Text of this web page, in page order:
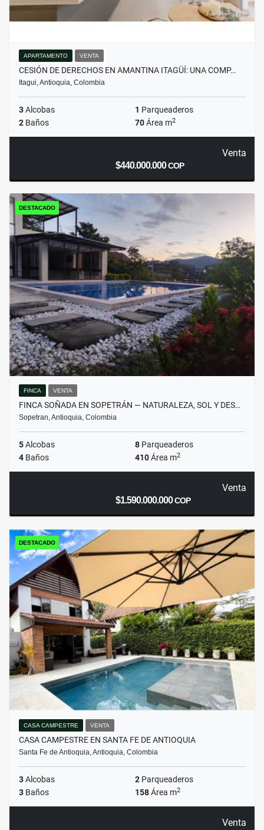
APARTAMENTO VENTA
CESIÓN DE DERECHOS EN AMANTINA ITAGÜÍ: UNA COMP…
Itagui, Antioquia, Colombia
3Alcobas 1 Parqueaderos
2 Baños 70Área m2
Venta
$440.000.000COP
DESTACADO
FINCA VENTA
FINCA SOÑADA EN SOPETRÁN — NATURALEZA, SOL Y DES…
Sopetran, Antioquia, Colombia
5Alcobas 8 Parqueaderos
4 Baños 410Área m2
Venta
$1.590.000.000COP
DESTACADO
CASA CAMPESTRE VENTA
CASA CAMPESTRE EN SANTA FE DE ANTIOQUIA
Santa Fe de Antioquia, Antioquia, Colombia
3Alcobas 2 Parqueaderos
3 Baños 158Área m2
Venta